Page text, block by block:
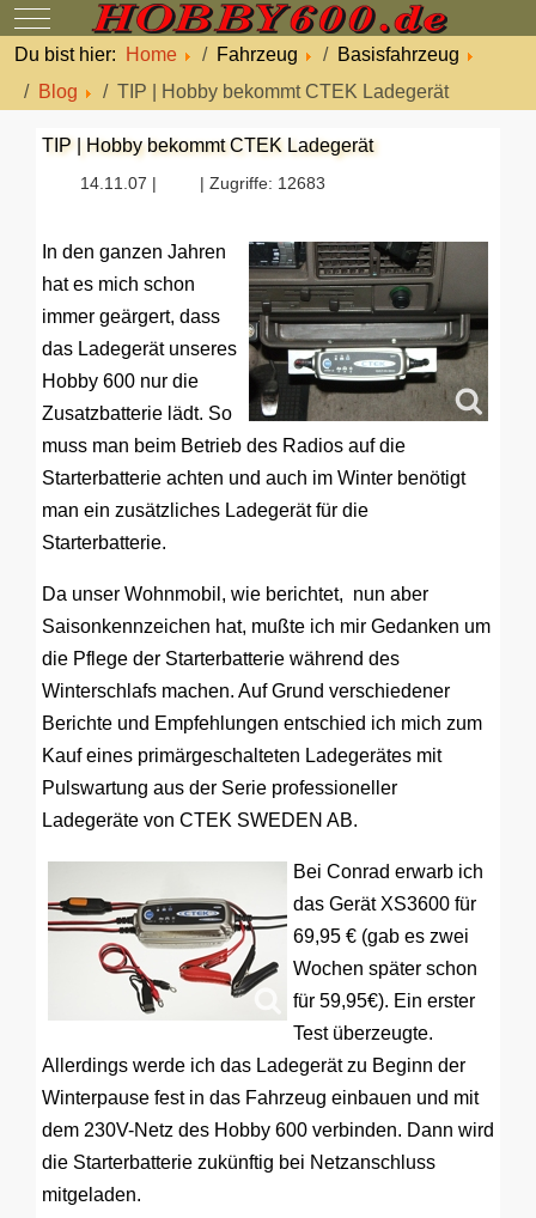
Mobile Menu Toggle
Du bist hier:
Home Fahrzeug
Basisfahrzeug
Blog
TIP | Hobby bekommt CTEK Ladegerät
TIP | Hobby bekommt CTEK Ladegerät
14.11.07 | | Zugriffe: 12683
In den ganzen Jahren
hat es mich schon
immer geärgert, dass
das Ladegerät unseres
Hobby 600 nur die
Zusatzbatterie lädt. So
muss man beim Betrieb des Radios auf die
Starterbatterie achten und auch im Winter benötigt
man ein zusätzliches Ladegerät für die
Starterbatterie.
Da unser Wohnmobil, wie berichtet, nun aber
Saisonkennzeichen hat, mußte ich mir Gedanken um
die Pflege der Starterbatterie während des
Winterschlafs machen. Auf Grund verschiedener
Berichte und Empfehlungen entschied ich mich zum
Kauf eines primärgeschalteten Ladegerätes mit
Pulswartung aus der Serie professioneller
Ladegeräte von CTEK SWEDEN AB.
Bei Conrad erwarb ich
das Gerät XS3600 für
69,95 € (gab es zwei
Wochen später schon
für 59,95€). Ein erster
Test überzeugte.
Allerdings werde ich das Ladegerät zu Beginn der
Winterpause fest in das Fahrzeug einbauen und mit
dem 230V-Netz des Hobby 600 verbinden. Dann wird
die Starterbatterie zukünftig bei Netzanschluss
mitgeladen.